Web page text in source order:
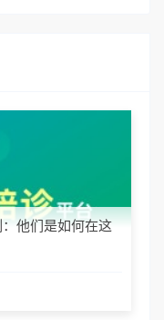
他们是如何在这